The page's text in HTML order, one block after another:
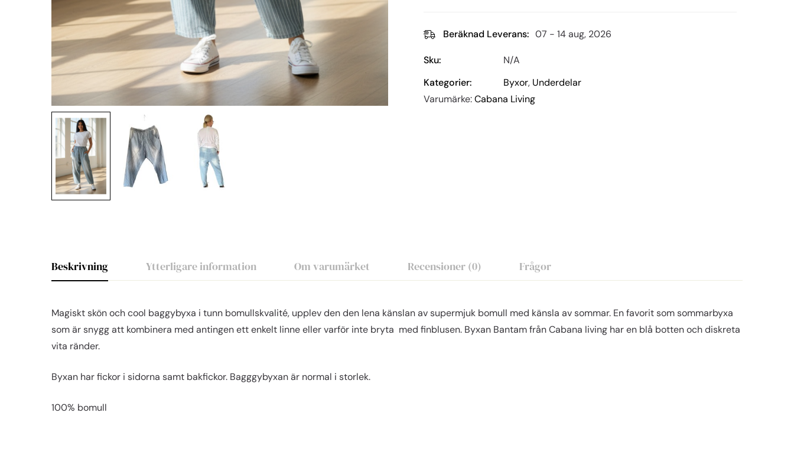
Beräknad Leverans: 07 - 14 aug, 2026
Sku:
N/A
Kategorier:
Byxor, Underdelar
Varumärke:Cabana Living
Beskrivning Ytterligare information Om varumärket Recensioner (0) Frågor
Magiskt skön och cool baggybyxa i tunn bomullskvalité, upplev den den lena känslan av supermjuk bomull med känsla av sommar. En favorit som sommarbyxa
som är snygg att kombinera med antingen ett enkelt linne eller varför inte bryta med finblusen. Byxan Bantam från Cabana living har en blå botten och diskreta
vita ränder.
Byxan har fickor i sidorna samt bakfickor. Bagggybyxan är normal i storlek.
100% bomull